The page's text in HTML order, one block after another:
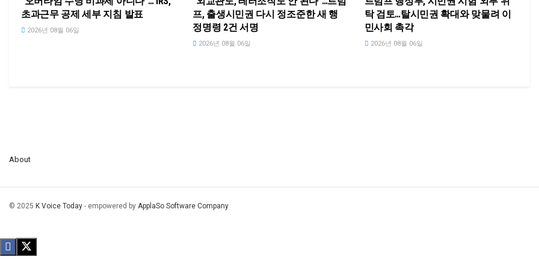
초과근무 공제 세부 지침 발표
2026년 08월 06일
프, 출생시민권 다시 정조준한 새 행
정명령 2건 서명
2026년 08월 06일
탁 검토…탈시민권 확대와 맞물려 이
민사회 촉각
2026년 08월 06일
About
© 2025 K Voice Today - empowered by ApplaSo Software Company